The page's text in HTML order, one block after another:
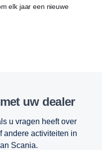
elk jaar een nieuwe
uw dealer
u vragen heeft over
andere activiteiten in
Scania.